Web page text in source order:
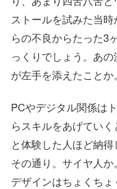
ストールを試みた当
らの不良からたった3
っくりでしょう。あ
が左手を添えたことか。
PCやデジタル関係は
らスキルをあげてい
と体験した人ほど納得
その通り。サイヤ人か。
デザインはちょくちょ